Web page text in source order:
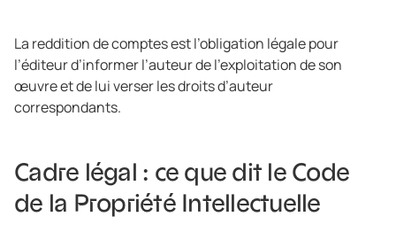
La reddition de comptes est l’obligation légale pour
l’éditeur d’informer l’auteur de l’exploitation de son
œuvre et de lui verser les droits d’auteur
correspondants.
Cadre légal : ce que dit le Code
de la Propriété Intellectuelle